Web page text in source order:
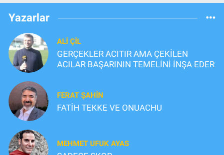
Yazarlar
ALI ÇİL
GERÇEKLER ACITIR AMA ÇEKİLEN
ACILAR BAŞARININ TEMELİNİ İNŞA EDER
FERAT ŞAHİN
FATİH TEKKE VE ONUACHU
MEHMET UFUK AYAS